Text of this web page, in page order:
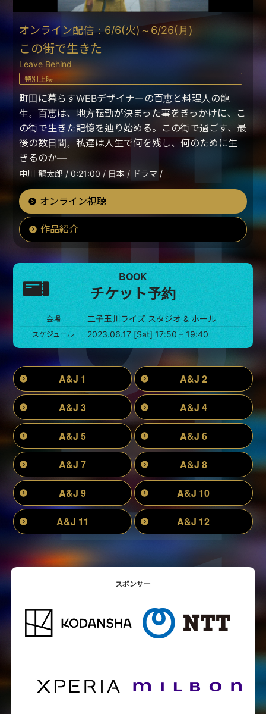
オンライン配信：6/6(火)～6/26(月)
この街で生きた
Leave Behind
特別上映
町田に暮らすWEBデザイナーの百恵と料理人の龍
生。百恵は、地方転勤が決まった事をきっかけに、こ
の街で生きた記憶を辿り始める。この街で過ごす、最
後の数日間。私達は人生で何を残し、何のために生
きるのか―
中川 龍太郎 / 0:21:00 / 日本 / ドラマ /
オンライン視聴
作品紹介
BOOK
チケット予約
会場 二子玉川ライズ スタジオ & ホール
スケジュール 2023.06.17 [Sat] 17:50 – 19:40
A&J 1 A&J 2
A&J 3 A&J 4
A&J 5 A&J 6
A&J 7 A&J 8
A&J 9 A&J 10
A&J 11 A&J 12
スポンサー